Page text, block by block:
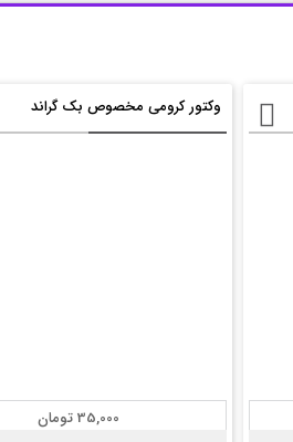
وکتور کرومی مخصوص بک گراند
35,000 تومان